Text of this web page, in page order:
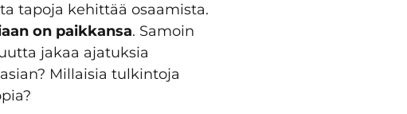
tapoja kehittää osaamista.
on paikkansa. Samoin
jakaa ajatuksia
Millaisia tulkintoja